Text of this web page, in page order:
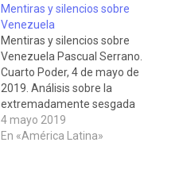
Mentiras y silencios sobre
Venezuela
Mentiras y silencios sobre
Venezuela Pascual Serrano.
Cuarto Poder, 4 de mayo de
2019. Análisis sobre la
extremadamente sesgada
cobertura del frustrado
golpe de estado en
4 mayo 2019
En «América Latina»